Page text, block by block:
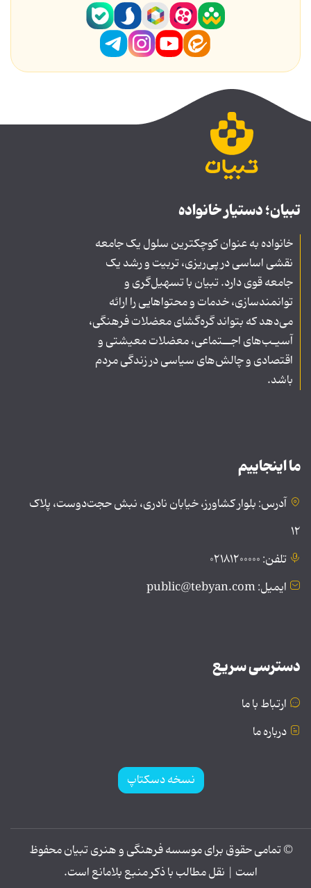
تبیان؛ دستیار خانواده
خانواده به عنوان کوچکترین سلول یک جامعه
نقشی اساسی در پی‌ریزی، تربیت و رشد یک
جامعه قوی دارد. تبیان با تسهیل‌گری و
توانمندسازی، خدمات و محتواهایی را ارائه
می‌دهد که بتواند گره‌گشای معضلات فرهنگی،
آسیـب‌های اجــتماعی، معضلات معیشتی و
اقتصادی و چالش‌های سیاسی در زندگی مردم
باشد.
ما اینجاییم
آدرس: بلوار کشاورز، خیابان نادری، نبش حجت‌دوست، پلاک
۱۲
تلفن: ۰۲۱۸۱۲۰۰۰۰۰
ایمیل: public@tebyan.com
دسترسی سریع
ارتباط با ما
درباره ما
نسخه دسکتاپ
© تمامی حقوق برای موسسه فرهنگی و هنری تبیان محفوظ
است | نقل مطالب با ذکر منبع بلامانع است.